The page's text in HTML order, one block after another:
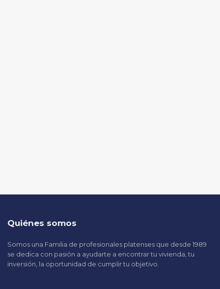
Quiénes somos
Somos una Familia de profesionales platenses que desde 1989
se dedica con pasión a ayudarte a encontrar tu vivienda, tu
inversión, la oportunidad de cumplir tu objetivo.